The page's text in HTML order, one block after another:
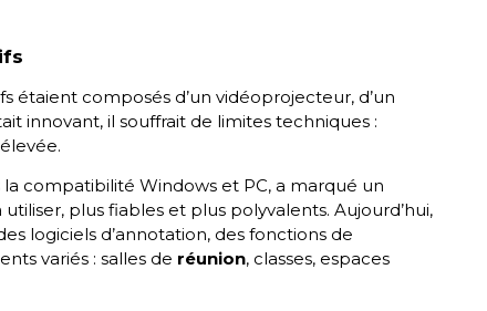
étaient composés d’un vidéoprojecteur, d’un
innovant, il souffrait de limites techniques :
compatibilité Windows et PC, a marqué un
plus fiables et plus polyvalents. Aujourd’hui,
logiciels d’annotation, des fonctions de
variés : salles de réunion, classes, espaces